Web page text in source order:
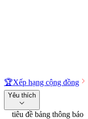
🏆Xếp hạng cộng đồng
Yêu thích
tiêu đề bảng thông báo